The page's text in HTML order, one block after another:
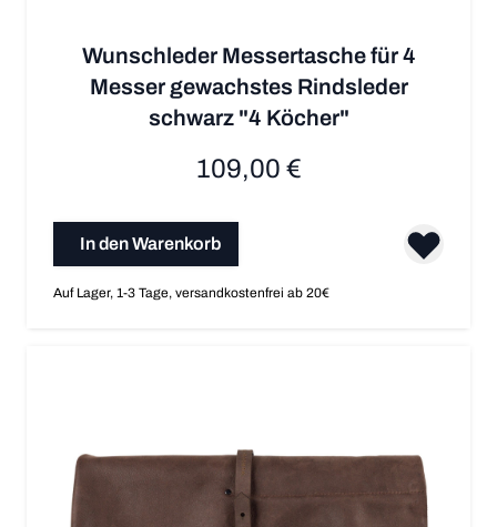
Wunschleder Messertasche für 4
Messer gewachstes Rindsleder
schwarz "4 Köcher"
109,00 €
In den Warenkorb
Auf Lager, 1-3 Tage, versandkostenfrei ab 20€